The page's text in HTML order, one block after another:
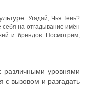
Угадай, Чья Тень?
себя на отгадывание имён
и брендов. Посмотрим,
различными уровнями
с вызовом и разгадать